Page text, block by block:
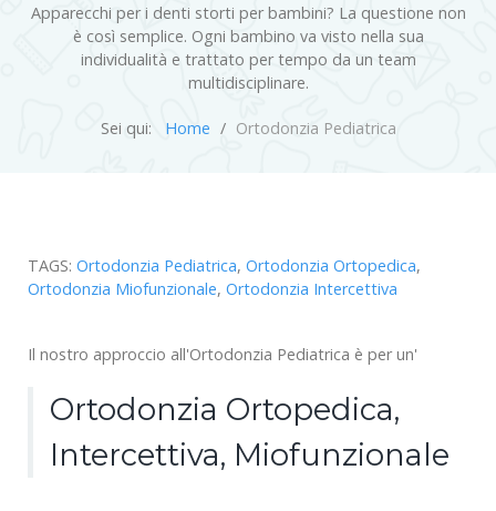
Apparecchi per i denti storti per bambini? La questione non
è così semplice. Ogni bambino va visto nella sua
individualità e trattato per tempo da un team
multidisciplinare.
Sei qui: Home Ortodonzia Pediatrica
TAGS: Ortodonzia Pediatrica, Ortodonzia Ortopedica,
Ortodonzia Miofunzionale, Ortodonzia Intercettiva
Il nostro approccio all'Ortodonzia Pediatrica è per un'
Ortodonzia Ortopedica,
Intercettiva, Miofunzionale